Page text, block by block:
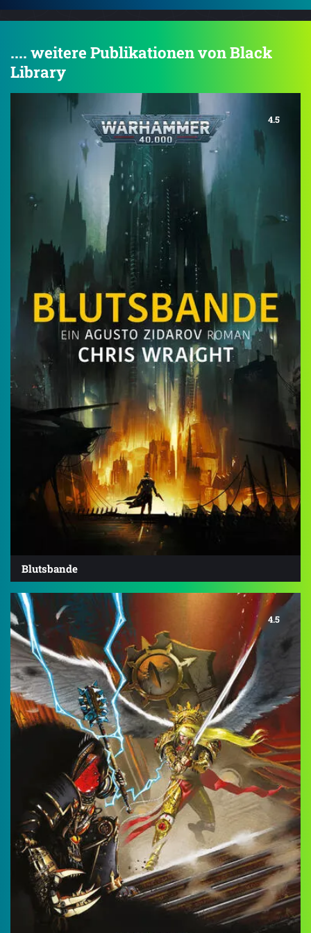
.... weitere Publikationen von Black
Library
4.5
Blutsbande
4.5